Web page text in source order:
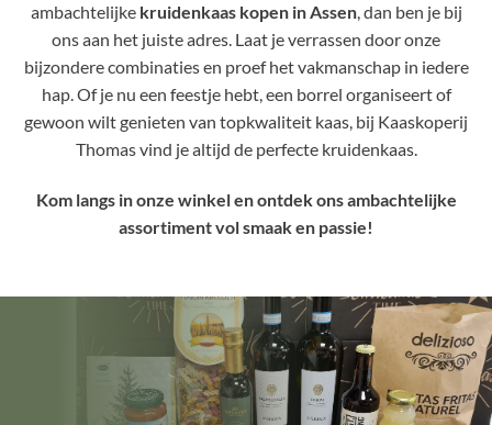
ambachtelijke kruidenkaas kopen in Assen, dan ben je bij
ons aan het juiste adres. Laat je verrassen door onze
bijzondere combinaties en proef het vakmanschap in iedere
hap. Of je nu een feestje hebt, een borrel organiseert of
gewoon wilt genieten van topkwaliteit kaas, bij Kaaskoperij
Thomas vind je altijd de perfecte kruidenkaas.
Kom langs in onze winkel en ontdek ons ambachtelijke
assortiment vol smaak en passie!